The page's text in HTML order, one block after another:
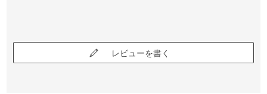
レビューを書く